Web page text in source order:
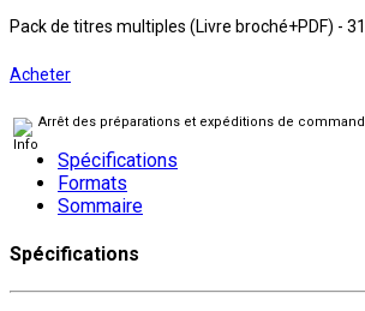
Pack de titres multiples (Livre broché+PDF) -
Acheter
Arrêt des préparations et expéditions de
Spécifications
Formats
Sommaire
Spécifications